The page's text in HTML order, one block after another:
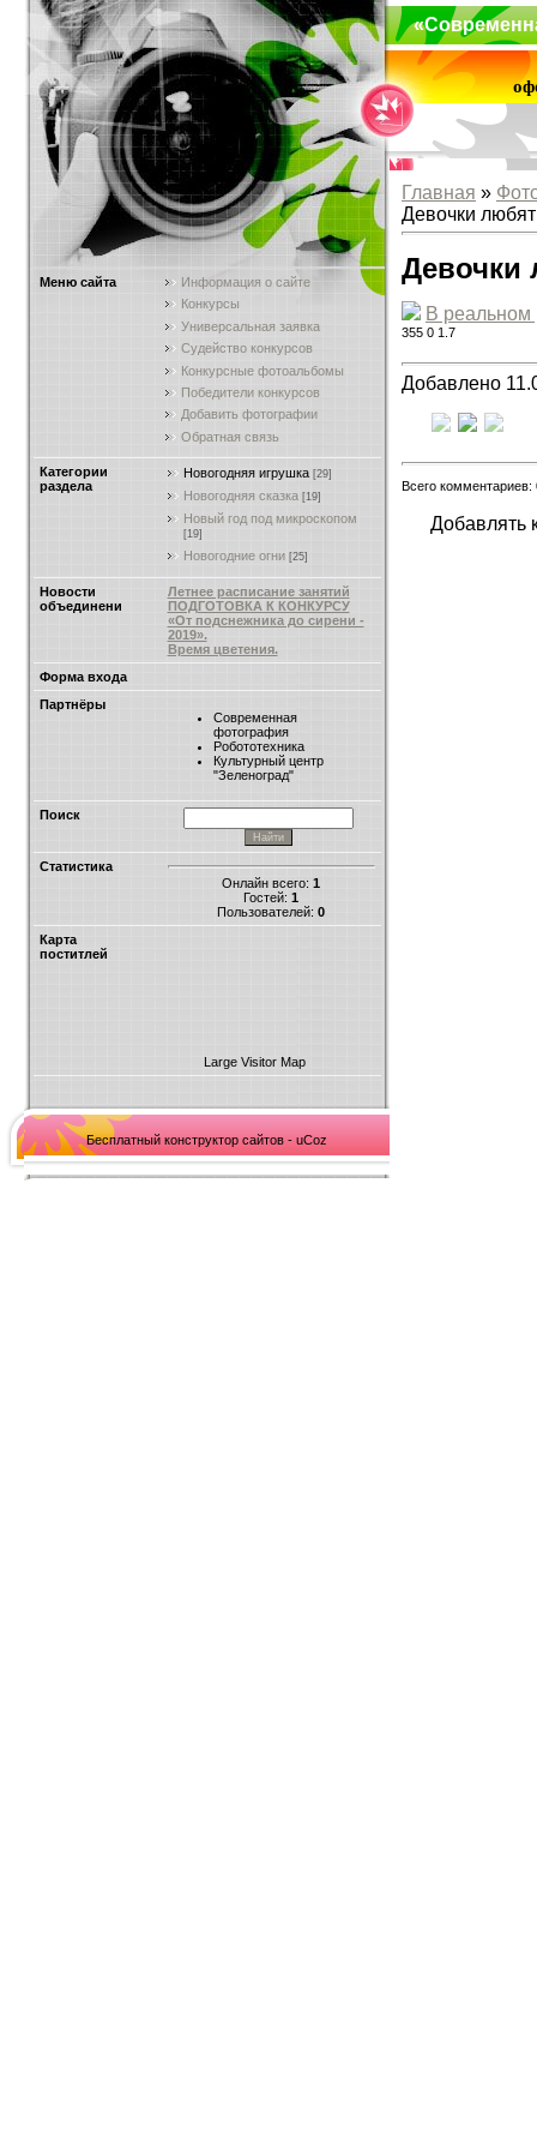
Меню сайта
Информация о сайте
Конкурсы
Универсальная заявка
Судейство конкурсов
Конкурсные фотоальбомы
Победители конкурсов
Добавить фотографии
Обратная связь
Категории
раздела
Новогодняя игрушка [29]
Новогодняя сказка [19]
Новый год под микроскопом
[19]
Новогодние огни [25]
Новости
объединени
Летнее расписание занятий
ПОДГОТОВКА К КОНКУРСУ
«От подснежника до сирени -
2019».
Время цветения.
Форма входа
Партнёры
Современная
фотография
Робототехника
Культурный центр
"Зеленоград"
Поиск
Статистика
Онлайн всего: 1
Гостей: 1
Пользователей: 0
Карта
поститлей
Large Visitor Map
Главная »
Девочки
Девочки
В
355 0 1.7
Добавлено
Всего комментариев:
Добавлять
Бесплатный конструктор сайтов - uCoz